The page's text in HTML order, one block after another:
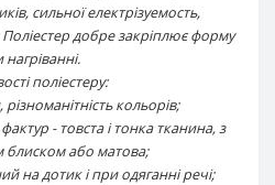
сильної електрізуемость,
добре закріплює форму
нагріванні.
поліестеру:
кольорів;
- товста і тонка тканина, з
або матова;
на дотик і при одяганні речі;